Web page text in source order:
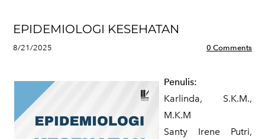
EPIDEMIOLOGI KESEHATAN
8/21/2025 0 Comments
Penulis:
Karlinda, S.K.M.,
M.K.M
Santy Irene Putri,